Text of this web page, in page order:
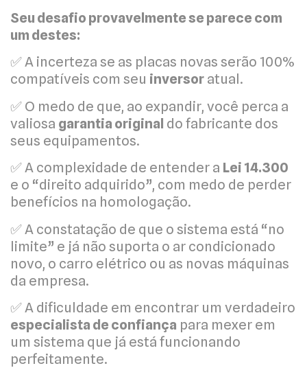
Seu desafio provavelmente se parece com
um destes:
✅ A incerteza se as placas novas serão 100%
compatíveis com seu inversor atual.
✅ O medo de que, ao expandir, você perca a
valiosa garantia original do fabricante dos
seus equipamentos.
✅ A complexidade de entender a Lei 14.300
e o “direito adquirido”, com medo de perder
benefícios na homologação.
✅ A constatação de que o sistema está “no
limite” e já não suporta o ar condicionado
novo, o carro elétrico ou as novas máquinas
da empresa.
✅ A dificuldade em encontrar um verdadeiro
especialista de confiança para mexer em
um sistema que já está funcionando
perfeitamente.